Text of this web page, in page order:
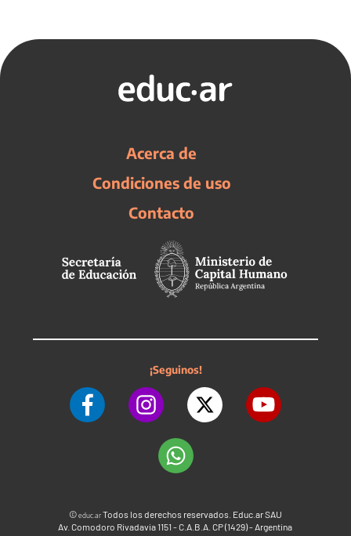
Acerca de
Condiciones de uso
Contacto
¡Seguinos!
©educ.arTodos los derechos reservados. Educ.ar SAU
Av. Comodoro Rivadavia 1151 - C.A.B.A. CP (1429) - Argentina